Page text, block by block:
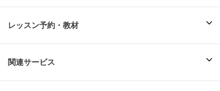
レッスン予約・教材
関連サービス